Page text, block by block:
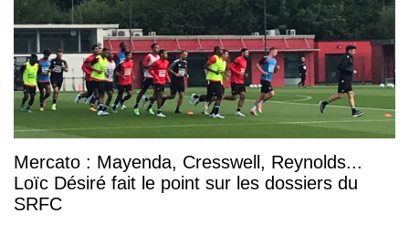
Mercato : Mayenda, Cresswell, Reynolds...
Loïc Désiré fait le point sur les dossiers du
SRFC